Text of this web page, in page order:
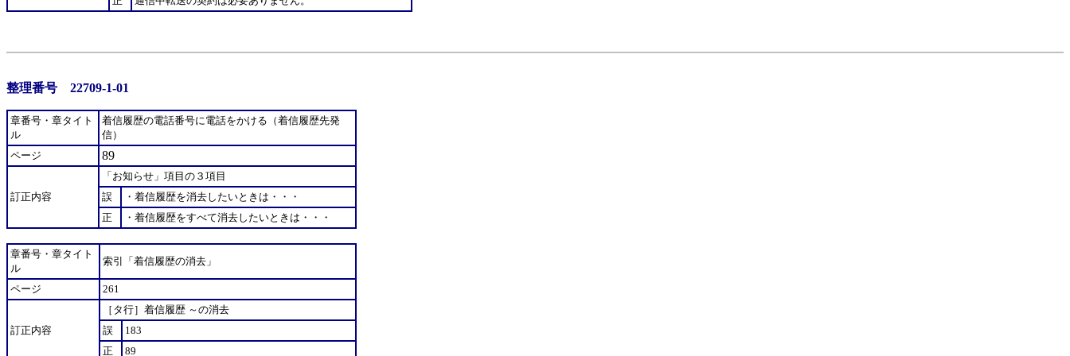
整理番号 22709-1-01
章番号・章タイト
ル
着信履歴の電話番号に電話をかける（着信履歴先発
信）
ページ
89
訂正内容
「お知らせ」項目の３項目
誤
・着信履歴を消去したいときは・・・
正
・着信履歴をすべて消去したいときは・・・
章番号・章タイト
ル
索引「着信履歴の消去」
ページ 261
訂正内容
［タ行］着信履歴 ～の消去
誤
183
正
89